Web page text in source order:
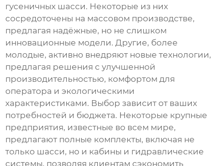
гусеничных шасси. Некоторые из них
сосредоточены на массовом производстве,
предлагая надёжные, но не слишком
инновационные модели. Другие, более
молодые, активно внедряют новые технологии,
предлагая решения с улучшенной
производительностью, комфортом для
оператора и экологическими
характеристиками. Выбор зависит от ваших
потребностей и бюджета. Некоторые крупные
предприятия, известные во всем мире,
предлагают полные комплекты, включая не
только шасси, но и кабины и гидравлические
системы, позволяя клиентам сэкономить